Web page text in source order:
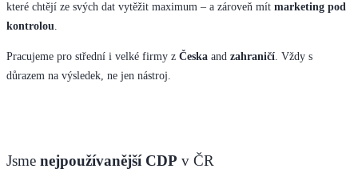
které chtějí ze svých dat vytěžit maximum – a zároveň mít marketing pod
kontrolou.
Pracujeme pro střední i velké firmy z Česka and zahraničí. Vždy s
důrazem na výsledek, ne jen nástroj.
Jsme nejpoužívanější CDP v ČR